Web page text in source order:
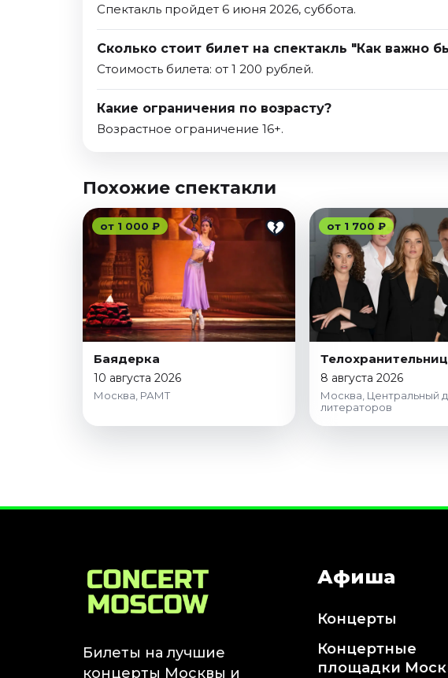
Спектакль пройдет 6 июня 2026, суббота.
Сколько стоит билет на спектакль "Как важно
Стоимость билета: от 1 200 рублей.
Какие ограничения по возрасту?
Возрастное ограничение 16+.
Похожие спектакли
от 1 000 ₽
Баядерка
10 августа 2026
Москва, РАМТ
от 1 700 ₽
8 августа 2026
Москва, Центральный
литераторов
Билеты на лучшие
концерты Москвы и
Афиша
Концерты
Концертные
площадки